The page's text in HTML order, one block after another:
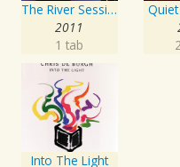
The River Sessions
2011
1 tab
Into The Light